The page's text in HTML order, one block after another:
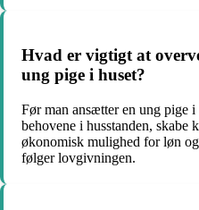
Hvad er vigtigt at
ung pige i huset?
Før man ansætter en ung pige
behovene i husstanden, skabe
økonomisk mulighed for løn
følger lovgivningen.